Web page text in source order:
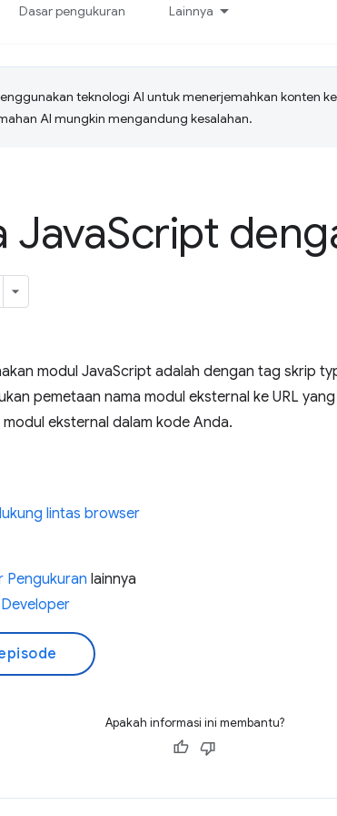
Dasar pengukuran Lainnya
teknologi AI untuk menerjemahkan konten ke
AI mungkin mengandung kesalahan.
JavaScript
modul JavaScript adalah dengan tag skrip
pemetaan nama modul eksternal ke URL
eksternal dalam kode Anda.
lintas browser
Pengukuran lainnya
Apakah informasi ini membantu?